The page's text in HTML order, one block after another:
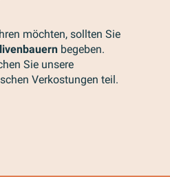
möchten, sollten Sie
begeben.
Sie unsere
Verkostungen teil.